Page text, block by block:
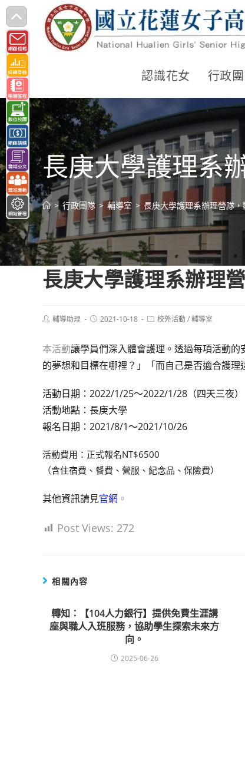
跳
轉
至
主
要
內
容
認識花女 行政
長庚大學護理系
> 行政團隊 > 輔導室 > 長庚大學護理系辦理營隊
長庚大學護理系辦理
Post輔導助理
Post2021-10-18
Post校外活動/輔導室
本活動讓學員們深入體會護理。透過每項活動
的夢想和目標在哪裡？」「而自己是否適合護
活動日期：2022/1/25～2022/1/28（四天三夜）
活動地點：長庚大學
報名日期：2021/8/1～2021/10/26
活動費用：正式報名NT$6500
（含住宿費、餐費、營服、紀念品、保險費）
其他資訊請見官網 。
Post Views: 272
相關內容
轉知：【104人力銀行】提供免費生涯講
座與職人入班服務，協助學生探索未來方
向。
2025-06-26